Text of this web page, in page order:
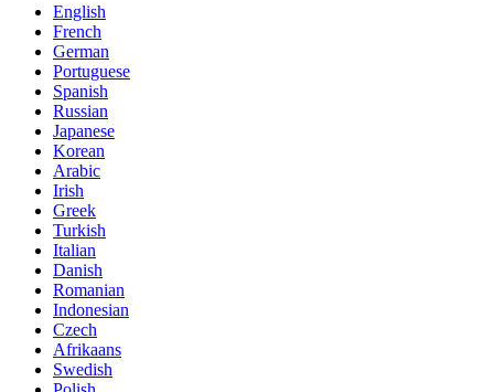
English
French
German
Portuguese
Spanish
Russian
Japanese
Korean
Arabic
Irish
Greek
Turkish
Italian
Danish
Romanian
Indonesian
Czech
Afrikaans
Swedish